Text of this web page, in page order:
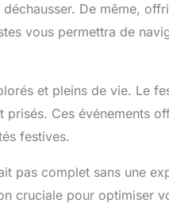
De même,
vous permettra de
et pleins de vie. Le
Ces événements
festives.
pas complet sans une
cruciale pour optimiser